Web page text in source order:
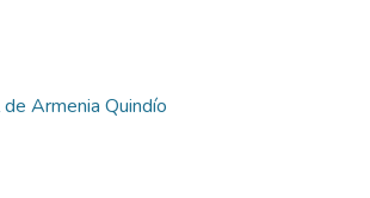
Armenia Quindío